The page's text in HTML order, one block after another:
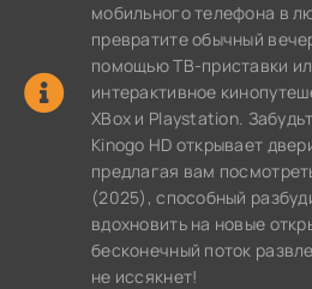
мобильного телефона в
превратите обычный
помощью ТВ-приставки
интерактивное
XBox и Playstation.
Kinogo HD открывает
предлагая вам
(2025), способный
вдохновить на новые
бесконечный поток
не иссякнет!